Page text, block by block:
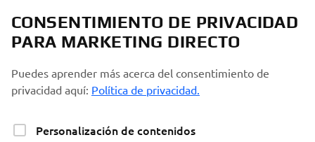
CONSENTIMIENTO DE PRIVACIDAD
PARA MARKETING DIRECTO
Puedes aprender más acerca del consentimiento de
privacidad aquí: Política de privacidad.
Personalización de contenidos